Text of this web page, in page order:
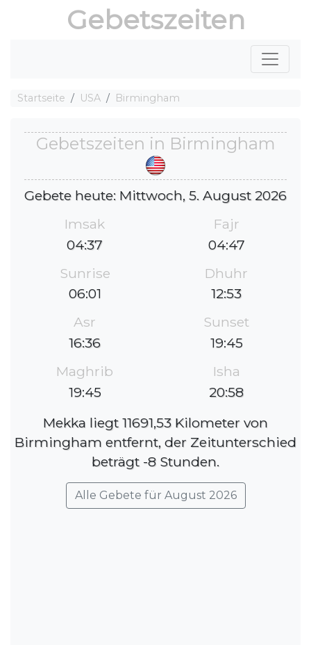
Gebetszeiten
Startseite USA Birmingham
Gebetszeiten in Birmingham
Gebete heute: Mittwoch, 5. August 2026
Imsak
04:37
Fajr
04:47
Sunrise
06:01
Dhuhr
12:53
Asr
16:36
Sunset
19:45
Maghrib
19:45
Isha
20:58
Mekka liegt 11691,53 Kilometer von
Birmingham entfernt, der Zeitunterschied
beträgt -8 Stunden.
Alle Gebete für August 2026